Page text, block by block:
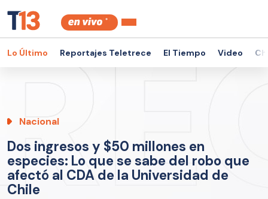
Lo Último Reportajes Teletrece El Tiempo Video
Nacional
Dos ingresos y $50 millones en
especies: Lo que se sabe del robo que
afectó al CDA de la Universidad de
Chile